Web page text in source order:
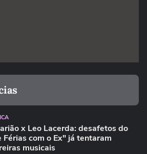
x Leo Lacerda: desafetos do
Férias com o Ex" já tentaram
musicais